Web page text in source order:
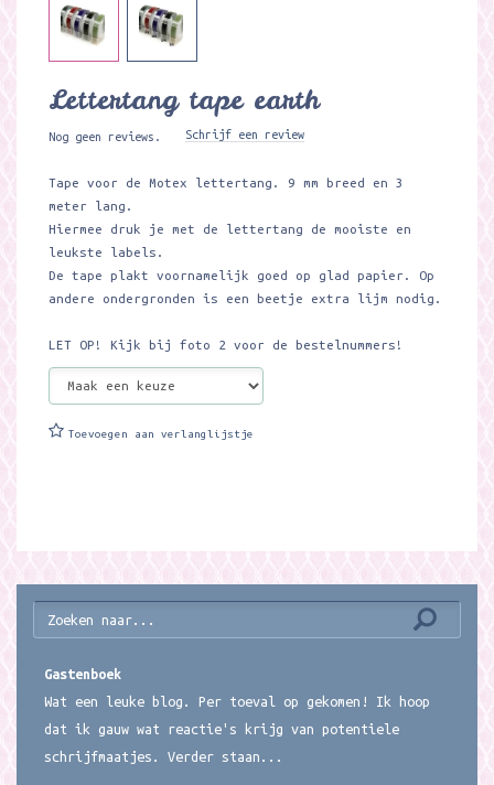
Lettertang tape earth
Nog geen reviews. Schrijf een review
Tape voor de Motex lettertang. 9 mm breed en 3
meter lang.
Hiermee druk je met de lettertang de mooiste en
leukste labels.
De tape plakt voornamelijk goed op glad papier. Op
andere ondergronden is een beetje extra lijm nodig.
LET OP! Kijk bij foto 2 voor de bestelnummers!
Toevoegen aan verlanglijstje
Gastenboek
Wat een leuke blog. Per toeval op gekomen! Ik hoop
dat ik gauw wat reactie's krijg van potentiele
schrijfmaatjes. Verder staan...